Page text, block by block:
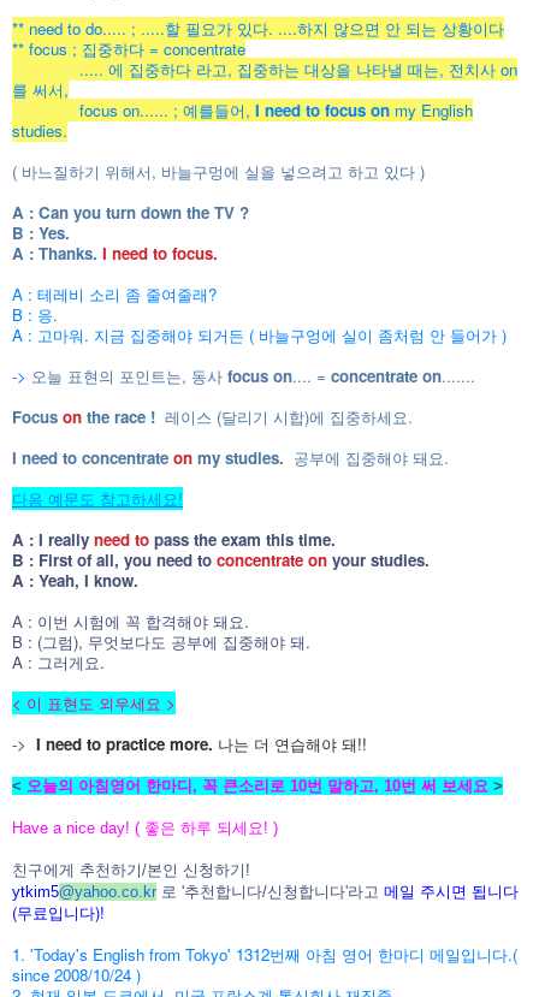
** need to do..... ; .....할 필요가 있다. ....하지 않으면 안 되는 상황이다
** focus ; 집중하다 = concentrate
..... 에 집중하다 라고, 집중하는 대상을 나타낼 때는, 전치사 on
를 써서,
focus on...... ; 예를들어, I need to focus on my English
studies.
( 바느질하기 위해서, 바늘구멍에 실을 넣으려고 하고 있다 )
A : Can you turn down the TV ?
B : Yes.
A : Thanks. I need to focus.
A : 테레비 소리 좀 줄여줄래?
B : 응.
A : 고마워. 지금 집중해야 되거든 ( 바늘구엉에 실이 좀처럼 안 들어가 )
-> 오늘 표현의 포인트는, 동사 focus on.... = concentrate on.......
Focus on the race ! 레이스 (달리기 시합)에 집중하세요.
I need to concentrate on my studies. 공부에 집중해야 돼요.
다음 예문도 참고하세요!
A : I really need to pass the exam this time.
B : First of all, you need to concentrate on your studies.
A : Yeah, I know.
A : 이번 시험에 꼭 합격해야 돼요.
B : (그럼), 무엇보다도 공부에 집중해야 돼.
A : 그러게요.
< 이 표현도 외우세요 >
-> I need to practice more. 나는 더 연습해야 돼!!
< 오늘의 아침영어 한마디, 꼭 큰소리로 10번 말하고, 10번 써 보세요 >
Have a nice day! ( 좋은 하루 되세요! )
친구에게 추천하기/본인 신청하기!
ytkim5@yahoo.co.kr 로 '추천합니다/신청합니다'라고 메일 주시면 됩니다
(무료입니다)!
1. 'Today's English from Tokyo' 1312번째 아침 영어 한마디 메일입니다.(
since 2008/10/24 )